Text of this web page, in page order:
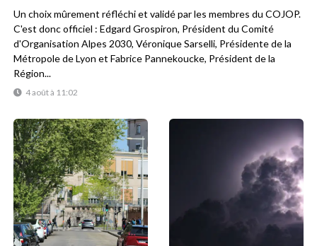
4 août à 11:02
Un choix mûrement réfléchi et validé par les membres du COJOP.
C'est donc officiel : Edgard Grospiron, Président du Comité
d'Organisation Alpes 2030, Véronique Sarselli, Présidente de la
Métropole de Lyon et Fabrice Pannekoucke, Président de la
Région...